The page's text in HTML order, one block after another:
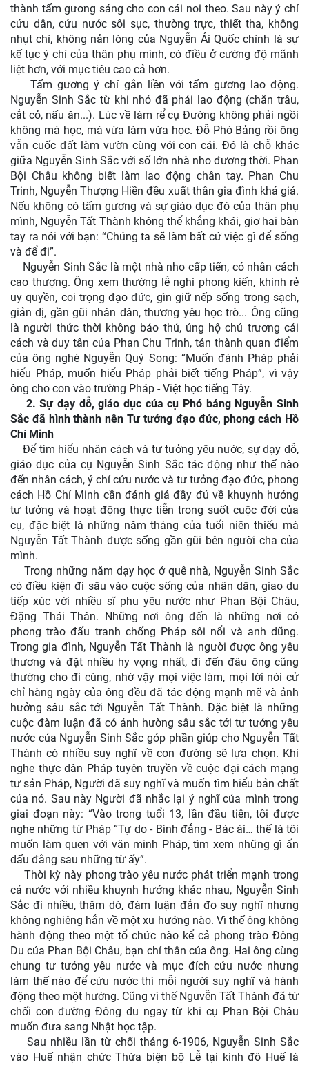
thành tấm gương sáng cho con cái noi theo. Sau này ý chí
cứu dân, cứu nước sôi sục, thường trực, thiết tha, không
nhụt chí, không nản lòng của Nguyễn Ái Quốc chính là sự
kế tục ý chí của thân phụ mình, có điều ở cường độ mãnh
liệt hơn, với mục tiêu cao cả hơn.
Tấm gương ý chí gắn liền với tấm gương lao động.
Nguyễn Sinh Sắc từ khi nhỏ đã phải lao động (chăn trâu,
cắt cỏ, nấu ăn...). Lúc về làm rể cụ Đường không phải ngồi
không mà học, mà vừa làm vừa học. Đỗ Phó Bảng rồi ông
vẫn cuốc đất làm vườn cùng với con cái. Đó là chỗ khác
giữa Nguyễn Sinh Sắc với số lớn nhà nho đương thời. Phan
Bội Châu không biết làm lao động chân tay. Phan Chu
Trinh, Nguyễn Thượng Hiền đều xuất thân gia đình khá giả.
Nếu không có tấm gương và sự giáo dục đó của thân phụ
mình, Nguyễn Tất Thành không thể khẳng khái, giơ hai bàn
tay ra nói với bạn: “Chúng ta sẽ làm bất cứ việc gì để sống
và để đi”.
Nguyễn Sinh Sắc là một nhà nho cấp tiến, có nhân cách
cao thượng. Ông xem thường lễ nghi phong kiến, khinh rẻ
uy quyền, coi trọng đạo đức, gìn giữ nếp sống trong sạch,
giản dị, gần gũi nhân dân, thương yêu học trò... Ông cũng
là người thức thời không bảo thủ, ủng hộ chủ trương cải
cách và duy tân của Phan Chu Trinh, tán thành quan điểm
của ông nghè Nguyễn Quý Song: “Muốn đánh Pháp phải
hiểu Pháp, muốn hiểu Pháp phải biết tiếng Pháp”, vì vậy
ông cho con vào trường Pháp - Việt học tiếng Tây.
2. Sự dạy dỗ, giáo dục của cụ Phó bảng Nguyễn Sinh
Sắc đã hình thành nên Tư tưởng đạo đức, phong cách Hồ
Chí Minh
Để tìm hiểu nhân cách và tư tưởng yêu nước, sự dạy dỗ,
giáo dục của cụ Nguyễn Sinh Sắc tác động như thế nào
đến nhân cách, ý chí cứu nước và tư tưởng đạo đức, phong
cách Hồ Chí Minh cần đánh giá đầy đủ về khuynh hướng
tư tưởng và hoạt động thực tiễn trong suốt cuộc đời của
cụ, đặc biệt là những năm tháng của tuổi niên thiếu mà
Nguyễn Tất Thành được sống gần gũi bên người cha của
mình.
Trong những năm dạy học ở quê nhà, Nguyễn Sinh Sắc
có điều kiện đi sâu vào cuộc sống của nhân dân, giao du
tiếp xúc với nhiều sĩ phu yêu nước như Phan Bội Châu,
Đặng Thái Thân. Những nơi ông đến là những nơi có
phong trào đấu tranh chống Pháp sôi nổi và anh dũng.
Trong gia đình, Nguyễn Tất Thành là người được ông yêu
thương và đặt nhiều hy vọng nhất, đi đến đâu ông cũng
thường cho đi cùng, nhờ vậy mọi việc làm, mọi lời nói cử
chỉ hàng ngày của ông đều đã tác động mạnh mẽ và ảnh
hưởng sâu sắc tới Nguyễn Tất Thành. Đặc biệt là những
cuộc đàm luận đã có ảnh hường sâu sắc tới tư tưởng yêu
nước của Nguyễn Sinh Sắc góp phần giúp cho Nguyễn Tất
Thành có nhiều suy nghĩ về con đường sẽ lựa chọn. Khi
nghe thực dân Pháp tuyên truyền về cuộc đại cách mạng
tư sản Pháp, Người đã suy nghĩ và muốn tìm hiểu bản chất
của nó. Sau này Người đã nhắc lại ý nghĩ của mình trong
giai đoạn này: “Vào trong tuổi 13, lần đầu tiên, tôi được
nghe những từ Pháp “Tự do - Bình đẳng - Bác ái… thế là tôi
muốn làm quen với văn minh Pháp, tìm xem những gì ẩn
dấu đằng sau những từ ấy”.
Thời kỳ này phong trào yêu nước phát triển mạnh trong
cả nước với nhiều khuynh hướng khác nhau, Nguyễn Sinh
Sắc đi nhiều, thăm dò, đàm luận đắn đo suy nghĩ nhưng
không nghiêng hẳn về một xu hướng nào. Vì thế ông không
hành động theo một tổ chức nào kể cả phong trào Đông
Du của Phan Bội Châu, bạn chí thân của ông. Hai ông cùng
chung tư tưởng yêu nước và mục đích cứu nước nhưng
làm thế nào để cứu nước thì mỗi người suy nghĩ và hành
động theo một hướng. Cũng vì thế Nguvễn Tất Thành đã từ
chối con đường Đông du ngay từ khi cụ Phan Bội Châu
muốn đưa sang Nhật học tập.
Sau nhiều lần từ chối tháng 6-1906, Nguyễn Sinh Sắc
vào Huế nhận chức Thừa biện bộ Lễ tại kinh đô Huế là